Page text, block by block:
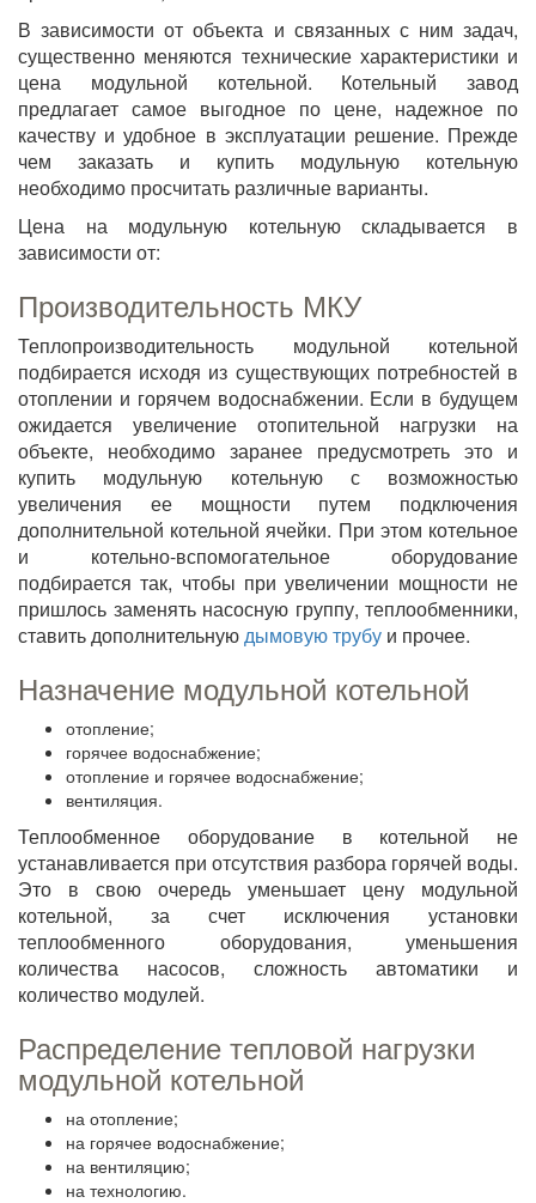
В зависимости от объекта и связанных с ним задач,
существенно меняются технические характеристики и
цена модульной котельной. Котельный завод
предлагает самое выгодное по цене, надежное по
качеству и удобное в эксплуатации решение. Прежде
чем заказать и купить модульную котельную
необходимо просчитать различные варианты.
Цена на модульную котельную складывается в
зависимости от:
Производительность МКУ
Теплопроизводительность модульной котельной
подбирается исходя из существующих потребностей в
отоплении и горячем водоснабжении. Если в будущем
ожидается увеличение отопительной нагрузки на
объекте, необходимо заранее предусмотреть это и
купить модульную котельную с возможностью
увеличения ее мощности путем подключения
дополнительной котельной ячейки. При этом котельное
и котельно-вспомогательное оборудование
подбирается так, чтобы при увеличении мощности не
пришлось заменять насосную группу, теплообменники,
ставить дополнительнуюдымовую трубу и прочее.
Назначение модульной котельной
отопление;
горячее водоснабжение;
отопление и горячее водоснабжение;
вентиляция.
Теплообменное оборудование в котельной не
устанавливается при отсутствия разбора горячей воды.
Это в свою очередь уменьшает цену модульной
котельной, за счет исключения установки
теплообменного оборудования, уменьшения
количества насосов, сложность автоматики и
количество модулей.
Распределение тепловой нагрузки
модульной котельной
на отопление;
на горячее водоснабжение;
на вентиляцию;
на технологию.